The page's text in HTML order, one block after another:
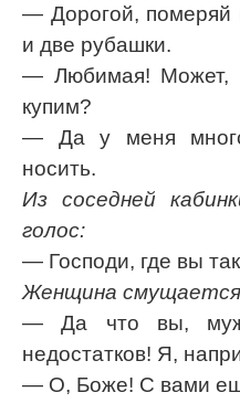
— Дорогой, померяй
и две рубашки.
— Любимая! Может,
купим?
— Да у меня
носить.
Из соседней
голос:
— Господи, где вы
Женщина
— Да что вы,
недостатков! Я,
— О, Боже! C вами